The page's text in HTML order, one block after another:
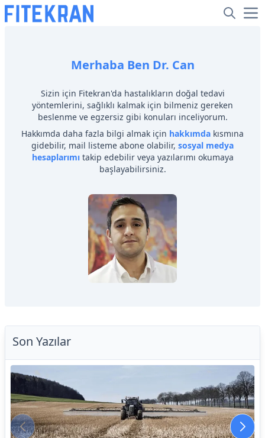
Merhaba Ben Dr. Can
Sizin için Fitekran'da hastalıkların doğal tedavi
yöntemlerini, sağlıklı kalmak için bilmeniz gereken
beslenme ve egzersiz gibi konuları inceliyorum.
Hakkımda daha fazla bilgi almak için hakkımda kısmına
gidebilir, mail listeme abone olabilir, sosyal medya
hesaplarımı takip edebilir veya yazılarımı okumaya
başlayabilirsiniz.
Son Yazılar